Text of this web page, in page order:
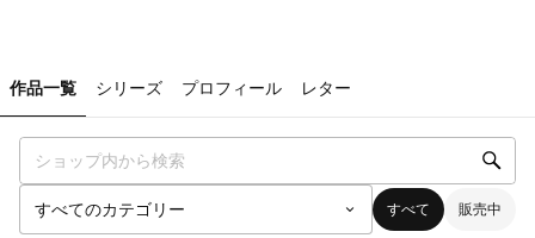
作品一覧 シリーズ プロフィール レター
すべて 販売中